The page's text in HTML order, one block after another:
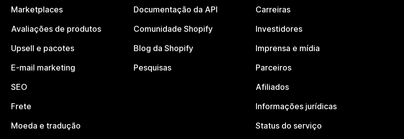
Marketplaces
Avaliações de produtos
Upsell e pacotes
E-mail marketing
SEO
Frete
Moeda e tradução
Documentação da API
Comunidade Shopify
Blog da Shopify
Pesquisas
Carreiras
Investidores
Imprensa e mídia
Parceiros
Afiliados
Informações jurídicas
Status do serviço